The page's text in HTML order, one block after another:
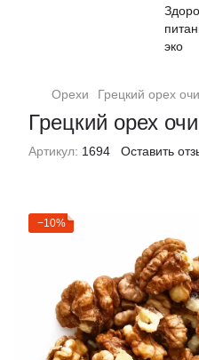
Орехи Грецкий орех
Грецкий орех
Артикул: 1694 Оставить
−10%